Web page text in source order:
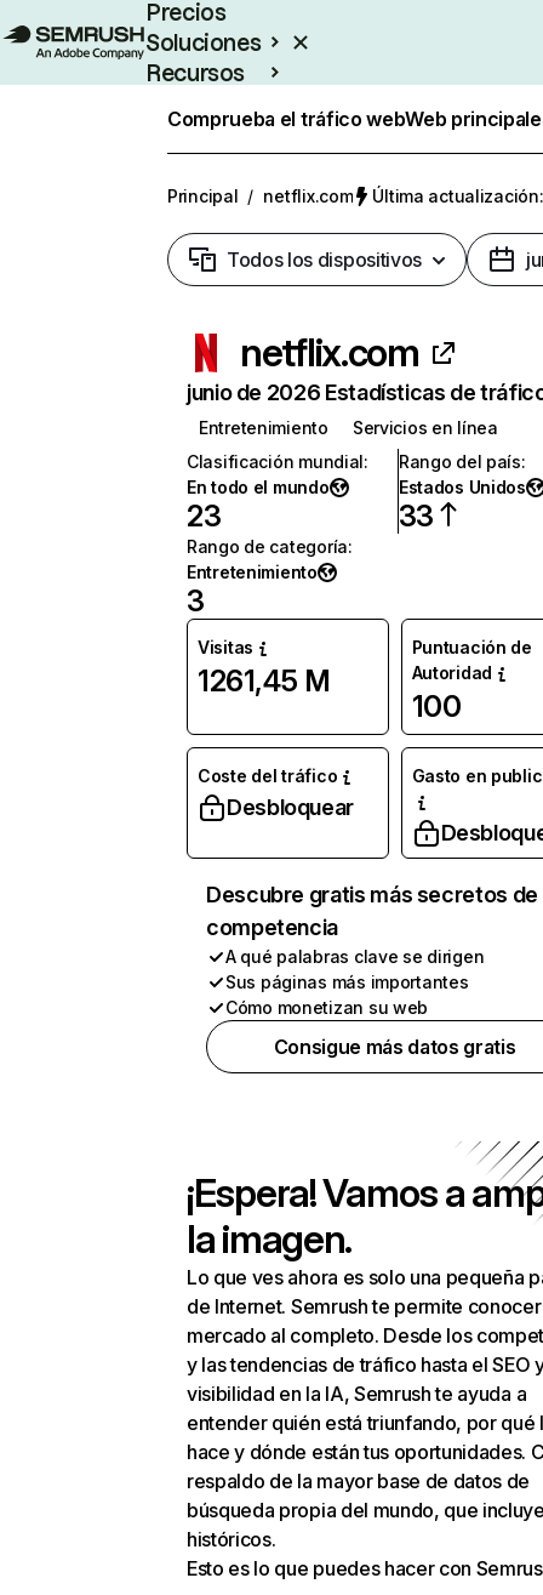
Precios
Soluciones
Recursos
Comprueba el tráfico webWeb
Principal / netflix.com Última
Todos los dispositivos
netflix.com
junio de 2026 Estadísticas de
Entretenimiento
Servicios en línea
Clasificación mundial:
En todo el mundo
23
Rango del país:
Estados Unidos
33
Rango de categoría:
Entretenimiento
3
Visitas
1261,45 M
Puntuación de
Autoridad
100
Coste del tráfico
Desbloquear
Gasto en
Descubre gratis más secretos de
competencia
A qué palabras clave se dirigen
Sus páginas más importantes
Cómo monetizan su web
Consigue más datos gratis
¡Espera! Vamos a
la imagen.
Lo que ves ahora es solo una pequeña
de Internet. Semrush te permite
mercado al completo. Desde los
y las tendencias de tráfico hasta el SEO
visibilidad en la IA, Semrush te ayuda a
entender quién está triunfando, por qué
hace y dónde están tus oportunidades.
respaldo de la mayor base de datos de
búsqueda propia del mundo, que
históricos.
Esto es lo que puedes hacer con